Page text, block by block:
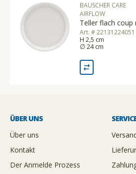
BAUSCHER CARE
AIRFLOW
Teller flach coup
Art. # 22131224051
H 2,5 cm
∅ 24 cm
ÜBER UNS
Über uns
Kontakt
Der Anmelde Prozess